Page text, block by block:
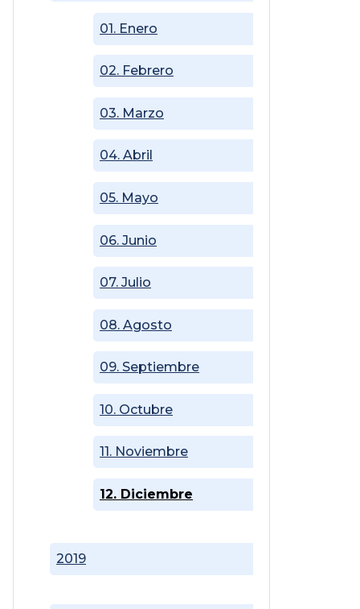
2019
01. Enero
02. Febrero
03. Marzo
04. Abril
05. Mayo
06. Junio
07. Julio
08. Agosto
09. Septiembre
10. Octubre
11. Noviembre
12. Diciembre